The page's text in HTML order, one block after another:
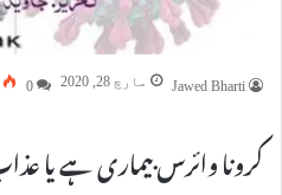
Jawed Bharti مارچ 28, 2020 0
کرونا وائرس بیماری ہے